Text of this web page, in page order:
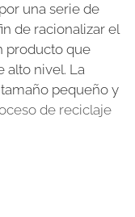
una serie de
de racionalizar el
producto que
alto nivel. La
pequeño y
de reciclaje